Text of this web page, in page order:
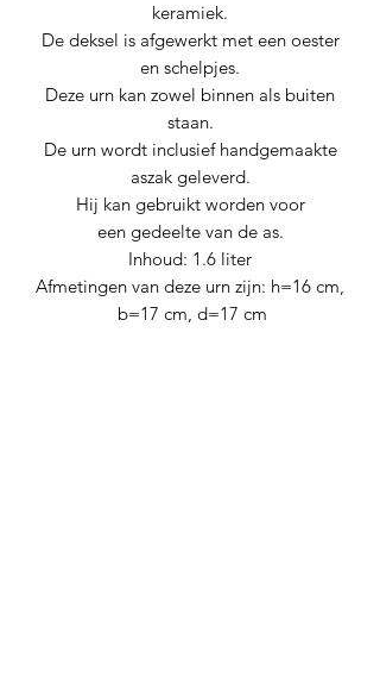
keramiek.
De deksel is afgewerkt met een oester
en schelpjes.
Deze urn kan zowel binnen als buiten
staan.
De urn wordt inclusief handgemaakte
aszak geleverd.
Hij kan gebruikt worden voor
een gedeelte van de as.
Inhoud: 1.6 liter
Afmetingen van deze urn zijn: h=16 cm,
b=17 cm, d=17 cm